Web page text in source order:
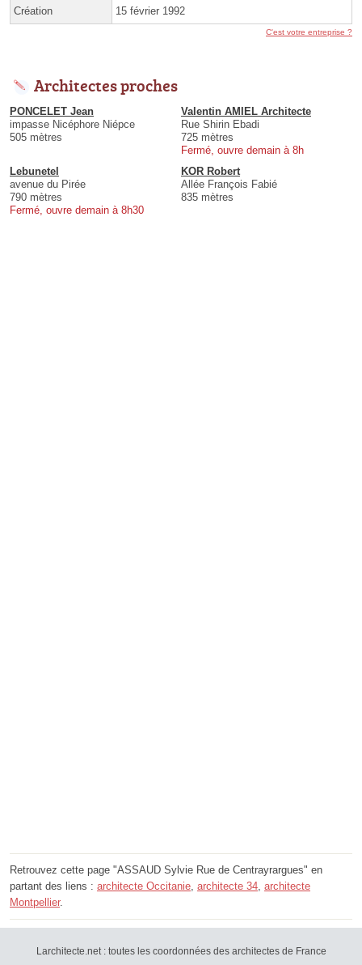
Création 15 février 1992
C'est votre entreprise ?
Architectes proches
PONCELET Jean
impasse Nicéphore Niépce
505 mètres
Valentin AMIEL Architecte
Rue Shirin Ebadi
725 mètres
Fermé, ouvre demain à 8h
Lebunetel
avenue du Pirée
790 mètres
Fermé, ouvre demain à 8h30
KOR Robert
Allée François Fabié
835 mètres
Retrouvez cette page "ASSAUD Sylvie Rue de Centrayrargues" en
partant des liens : architecte Occitanie architecte 34 architecte
Montpellier.
Larchitecte.net : toutes les coordonnées des architectes de France